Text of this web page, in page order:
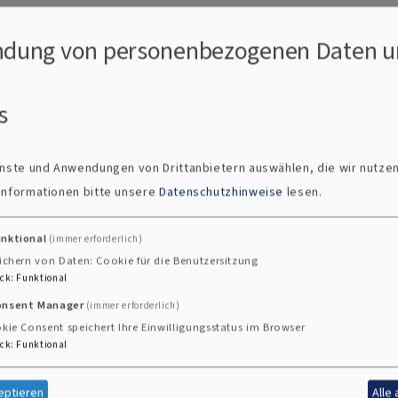
unseren
r gemacht. Mit
Heute stehen wir in der Verantwortung, dieses
– sie sind Orte des Glaubens, der Gemeinschaft
über die Konfirmation bis zur Hochzeit.
Restaurierungen und Sanierungen erfordern
für kommende Generationen zu bewahren.
lebendige Kirchen heute und morgen!
von personenbezogenen Daten
und Anwendungen von Drittanbietern auswählen, die wir
bitte unsere Datenschutzhinweise lesen.
(immer erforderlich)
von Daten: Cookie für die Benutzersitzung
: Funktional
Manager (immer erforderlich)
Consent speichert Ihre Einwilligungsstatus im Browser
: Funktional
Alle